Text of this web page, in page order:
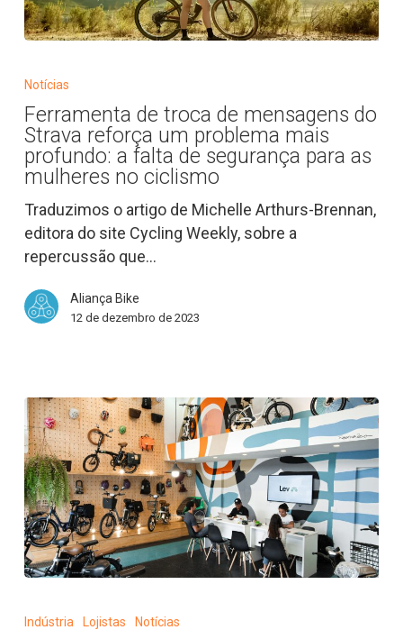
de
de
mensagens
do
reforça
um
problema
mais
profundo:
segurança
para
as
mulheres
no
ciclismo
Notícias
Ferramenta de troca de mensagens do
Strava reforça um problema mais
profundo: a falta de segurança para as
mulheres no ciclismo
Traduzimos o artigo de Michelle Arthurs-Brennan,
editora do site Cycling Weekly, sobre a
repercussão que…
Aliança Bike
12 de dezembro de 2023
Indústria Lojistas Notícias